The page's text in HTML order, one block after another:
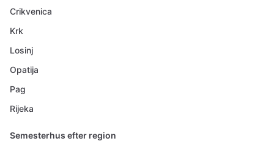
Crikvenica
Krk
Losinj
Opatija
Pag
Rijeka
Semesterhus efter region